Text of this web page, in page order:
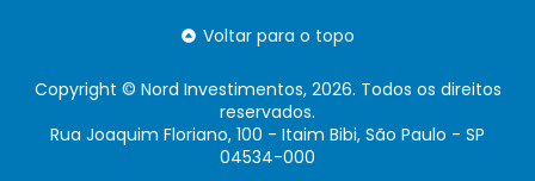
Voltar para o topo
Copyright © Nord Investimentos, 2026. Todos os direitos
reservados.
Rua Joaquim Floriano, 100 - Itaim Bibi, São Paulo - SP
04534-000